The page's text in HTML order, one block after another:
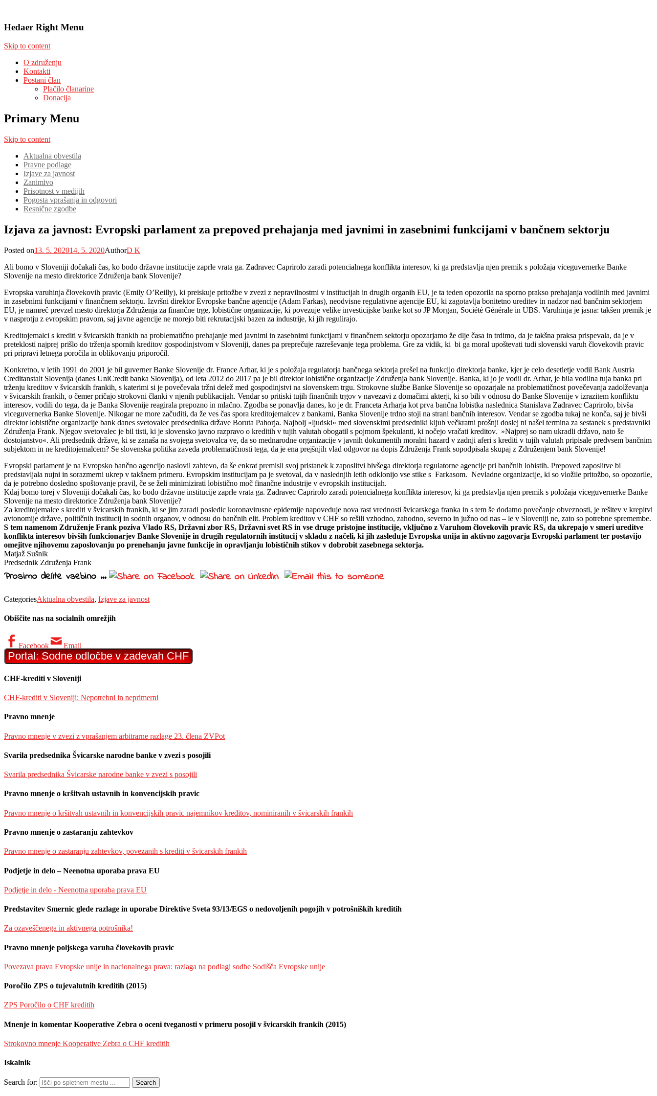
Hedaer Right Menu
Skip to content
O združenju
Kontakti
Postani član
Plačilo članarine
Donacija
Primary Menu
Skip to content
Aktualna obvestila
Pravne podlage
Izjave za javnost
Zanimivo
Prisotnost v medijih
Pogosta vprašanja in odgovori
Resnične zgodbe
Izjava za javnost: Evropski parlament za prepoved prehajanja med javnimi in zasebnimi funkcijami v bančnem sektorju
Posted on13. 5. 202014. 5. 2020AuthorD K
Ali bomo v Sloveniji dočakali čas, ko bodo državne institucije zaprle vrata ga. Zadravec Caprirolo zaradi potencialnega konflikta interesov, ki ga predstavlja njen premik s položaja viceguvernerke Banke
Slovenije na mesto direktorice Združenja bank Slovenije?
Evropska varuhinja človekovih pravic (Emily O’Reilly), ki preiskuje pritožbe v zvezi z nepravilnostmi v institucijah in drugih organih EU, je ta teden opozorila na sporno prakso prehajanja vodilnih med javnimi
in zasebnimi funkcijami v finančnem sektorju. Izvršni direktor Evropske bančne agencije (Adam Farkas), neodvisne regulativne agencije EU, ki zagotavlja bonitetno ureditev in nadzor nad bančnim sektorjem
EU, je namreč prevzel mesto direktorja Združenja za finančne trge, lobistične organizacije, ki povezuje velike investicijske banke kot so JP Morgan, Société Générale in UBS. Varuhinja je jasna: takšen premik je
v nasprotju z evropskim pravom, saj javne agencije ne morejo biti rekrutacijski bazen za industrije, ki jih regulirajo.
Kreditojemalci s krediti v švicarskih frankih na problematično prehajanje med javnimi in zasebnimi funkcijami v finančnem sektorju opozarjamo že dlje časa in trdimo, da je takšna praksa prispevala, da je v
preteklosti najprej prišlo do trženja spornih kreditov gospodinjstvom v Sloveniji, danes pa preprečuje razreševanje tega problema. Gre za vidik, ki bi ga moral upoštevati tudi slovenski varuh človekovih pravic
pri pripravi letnega poročila in oblikovanju priporočil.
Konkretno, v letih 1991 do 2001 je bil guverner Banke Slovenije dr. France Arhar, ki je s položaja regulatorja bančnega sektorja prešel na funkcijo direktorja banke, kjer je celo desetletje vodil Bank Austria
Creditanstalt Slovenija (danes UniCredit banka Slovenija), od leta 2012 do 2017 pa je bil direktor lobistične organizacije Združenja bank Slovenije. Banka, ki jo je vodil dr. Arhar, je bila vodilna tuja banka pri
trženju kreditov v švicarskih frankih, s katerimi si je povečevala tržni delež med gospodinjstvi na slovenskem trgu. Strokovne službe Banke Slovenije so opozarjale na problematičnost povečevanja zadolževanja
v švicarskih frankih, o čemer pričajo strokovni članki v njenih publikacijah. Vendar so pritiski tujih finančnih trgov v navezavi z domačimi akterji, ki so bili v odnosu do Banke Slovenije v izrazitem konfliktu
interesov, vodili do tega, da je Banka Slovenije reagirala prepozno in mlačno. Zgodba se ponavlja danes, ko je dr. Franceta Arharja kot prva bančna lobistka naslednica Stanislava Zadravec Caprirolo, bivša
viceguvernerka Banke Slovenije. Nikogar ne more začuditi, da že ves čas spora kreditojemalcev z bankami, Banka Slovenije trdno stoji na strani bančnih interesov. Vendar se zgodba tukaj ne konča, saj je bivši
direktor lobistične organizacije bank danes svetovalec predsednika države Boruta Pahorja. Najbolj »ljudski« med slovenskimi predsedniki kljub večkratni prošnji doslej ni našel termina za sestanek s predstavniki
Združenja Frank. Njegov svetovalec je bil tisti, ki je slovensko javno razpravo o kreditih v tujih valutah obogatil s pojmom špekulanti, ki nočejo vračati kreditov. »Najprej so nam ukradli državo, nato še
dostojanstvo«. Ali predsednik države, ki se zanaša na svojega svetovalca ve, da so mednarodne organizacije v javnih dokumentih moralni hazard v zadnji aferi s krediti v tujih valutah pripisale predvsem bančnim
subjektom in ne kreditojemalcem? Se slovenska politika zaveda problematičnosti tega, da je ena prejšnjih vlad odgovor na dopis Združenja Frank sopodpisala skupaj z Združenjem bank Slovenije!
Evropski parlament je na Evropsko bančno agencijo naslovil zahtevo, da še enkrat premisli svoj pristanek k zaposlitvi bivšega direktorja regulatorne agencije pri bančnih lobistih. Prepoved zaposlitve bi
predstavljala nujni in sorazmerni ukrep v takšnem primeru. Evropskim institucijam pa je svetoval, da v naslednjih letih odklonijo vse stike s Farkasom. Nevladne organizacije, ki so vložile pritožbo, so opozorile,
da je potrebno dosledno spoštovanje pravil, če se želi minimizirati lobistično moč finančne industrije v evropskih institucijah.
Kdaj bomo torej v Sloveniji dočakali čas, ko bodo državne institucije zaprle vrata ga. Zadravec Caprirolo zaradi potencialnega konflikta interesov, ki ga predstavlja njen premik s položaja viceguvernerke Banke
Slovenije na mesto direktorice Združenja bank Slovenije?
Za kreditojemalce s krediti v švicarskih frankih, ki se jim zaradi posledic koronavirusne epidemije napoveduje nova rast vrednosti švicarskega franka in s tem še dodatno povečanje obveznosti, je rešitev v krepitvi
avtonomije države, političnih institucij in sodnih organov, v odnosu do bančnih elit. Problem kreditov v CHF so rešili vzhodno, zahodno, severno in južno od nas – le v Sloveniji ne, zato so potrebne spremembe.
S tem namenom Združenje Frank poziva Vlado RS, Državni zbor RS, Državni svet RS in vse druge pristojne institucije, vključno z Varuhom človekovih pravic RS, da ukrepajo v smeri ureditve
konflikta interesov bivših funkcionarjev Banke Slovenije in drugih regulatornih institucij v skladu z načeli, ki jih zasleduje Evropska unija in aktivno zagovarja Evropski parlament ter postavijo
omejitve njihovemu zaposlovanju po prenehanju javne funkcije in opravljanju lobističnih stikov v dobrobit zasebnega sektorja.
Matjaž Sušnik
Predsednik Združenja Frank
Prosimo delite vsebino ...
CategoriesAktualna obvestila, Izjave za javnost
Obiščite nas na socialnih omrežjih
Facebook Email
CHF-krediti v Sloveniji
CHF-krediti v Sloveniji: Nepotrebni in neprimerni
Pravno mnenje
Pravno mnenje v zvezi z vprašanjem arbitrarne razlage 23. člena ZVPot
Svarila predsednika Švicarske narodne banke v zvezi s posojili
Svarila predsednika Švicarske narodne banke v zvezi s posojili
Pravno mnenje o kršitvah ustavnih in konvencijskih pravic
Pravno mnenje o kršitvah ustavnih in konvencijskih pravic najemnikov kreditov, nominiranih v švicarskih frankih
Pravno mnenje o zastaranju zahtevkov
Pravno mnenje o zastaranju zahtevkov, povezanih s krediti v švicarskih frankih
Podjetje in delo – Neenotna uporaba prava EU
Podjetje in delo - Neenotna uporaba prava EU
Predstavitev Smernic glede razlage in uporabe Direktive Sveta 93/13/EGS o nedovoljenih pogojih v potrošniških kreditih
Za ozaveščenega in aktivnega potrošnika!
Pravno mnenje poljskega varuha človekovih pravic
Povezava prava Evropske unije in nacionalnega prava: razlaga na podlagi sodbe Sodišča Evropske unije
Poročilo ZPS o tujevalutnih kreditih (2015)
ZPS Poročilo o CHF kreditih
Mnenje in komentar Kooperative Zebra o oceni tveganosti v primeru posojil v švicarskih frankih (2015)
Strokovno mnenje Kooperative Zebra o CHF kreditih
Iskalnik
Search for: